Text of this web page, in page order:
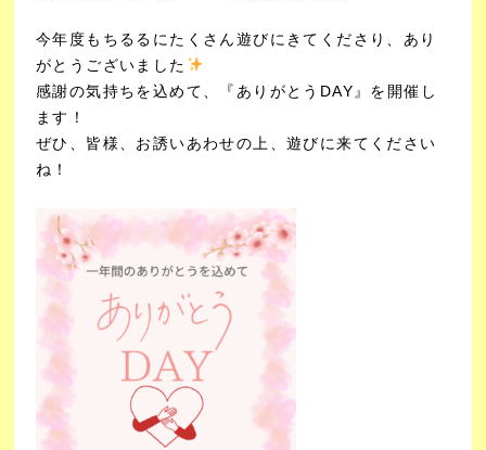
今年度もちるるにたくさん遊びにきてくださり、あ り
がとうございました
感謝の気持ちを込めて、『ありがとうDAY』を開催し
ます！
ぜひ、皆様、お誘いあわせの上、遊びに来てください
ね！